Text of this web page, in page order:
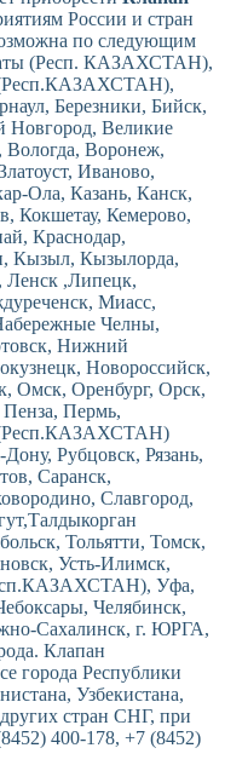
России и стран
по следующим
(Респ. КАЗАХСТАН),
Березники, Бийск,
Новгород, Великие
Вологда, Воронеж,
Иваново,
Ола, Казань, Канск,
Кокшетау, Кемерово,
Краснодар,
Кызыл, Кызылорда,
Ленск ,Липецк,
Миасс,
Челны,
Нижний
Новороссийск,
Омск, Оренбург, Орск,
Пермь,
(Респ.КАЗАХСТАН)
Рубцовск, Рязань,
Саранск,
Славгород,
Тольятти, Томск,
Усть-Илимск,
Уфа,
Челябинск,
Сахалинск, г. ЮРГА,
Клапан
города Республики
Узбекистана,
стран СНГ, при
400-178, +7 (8452)